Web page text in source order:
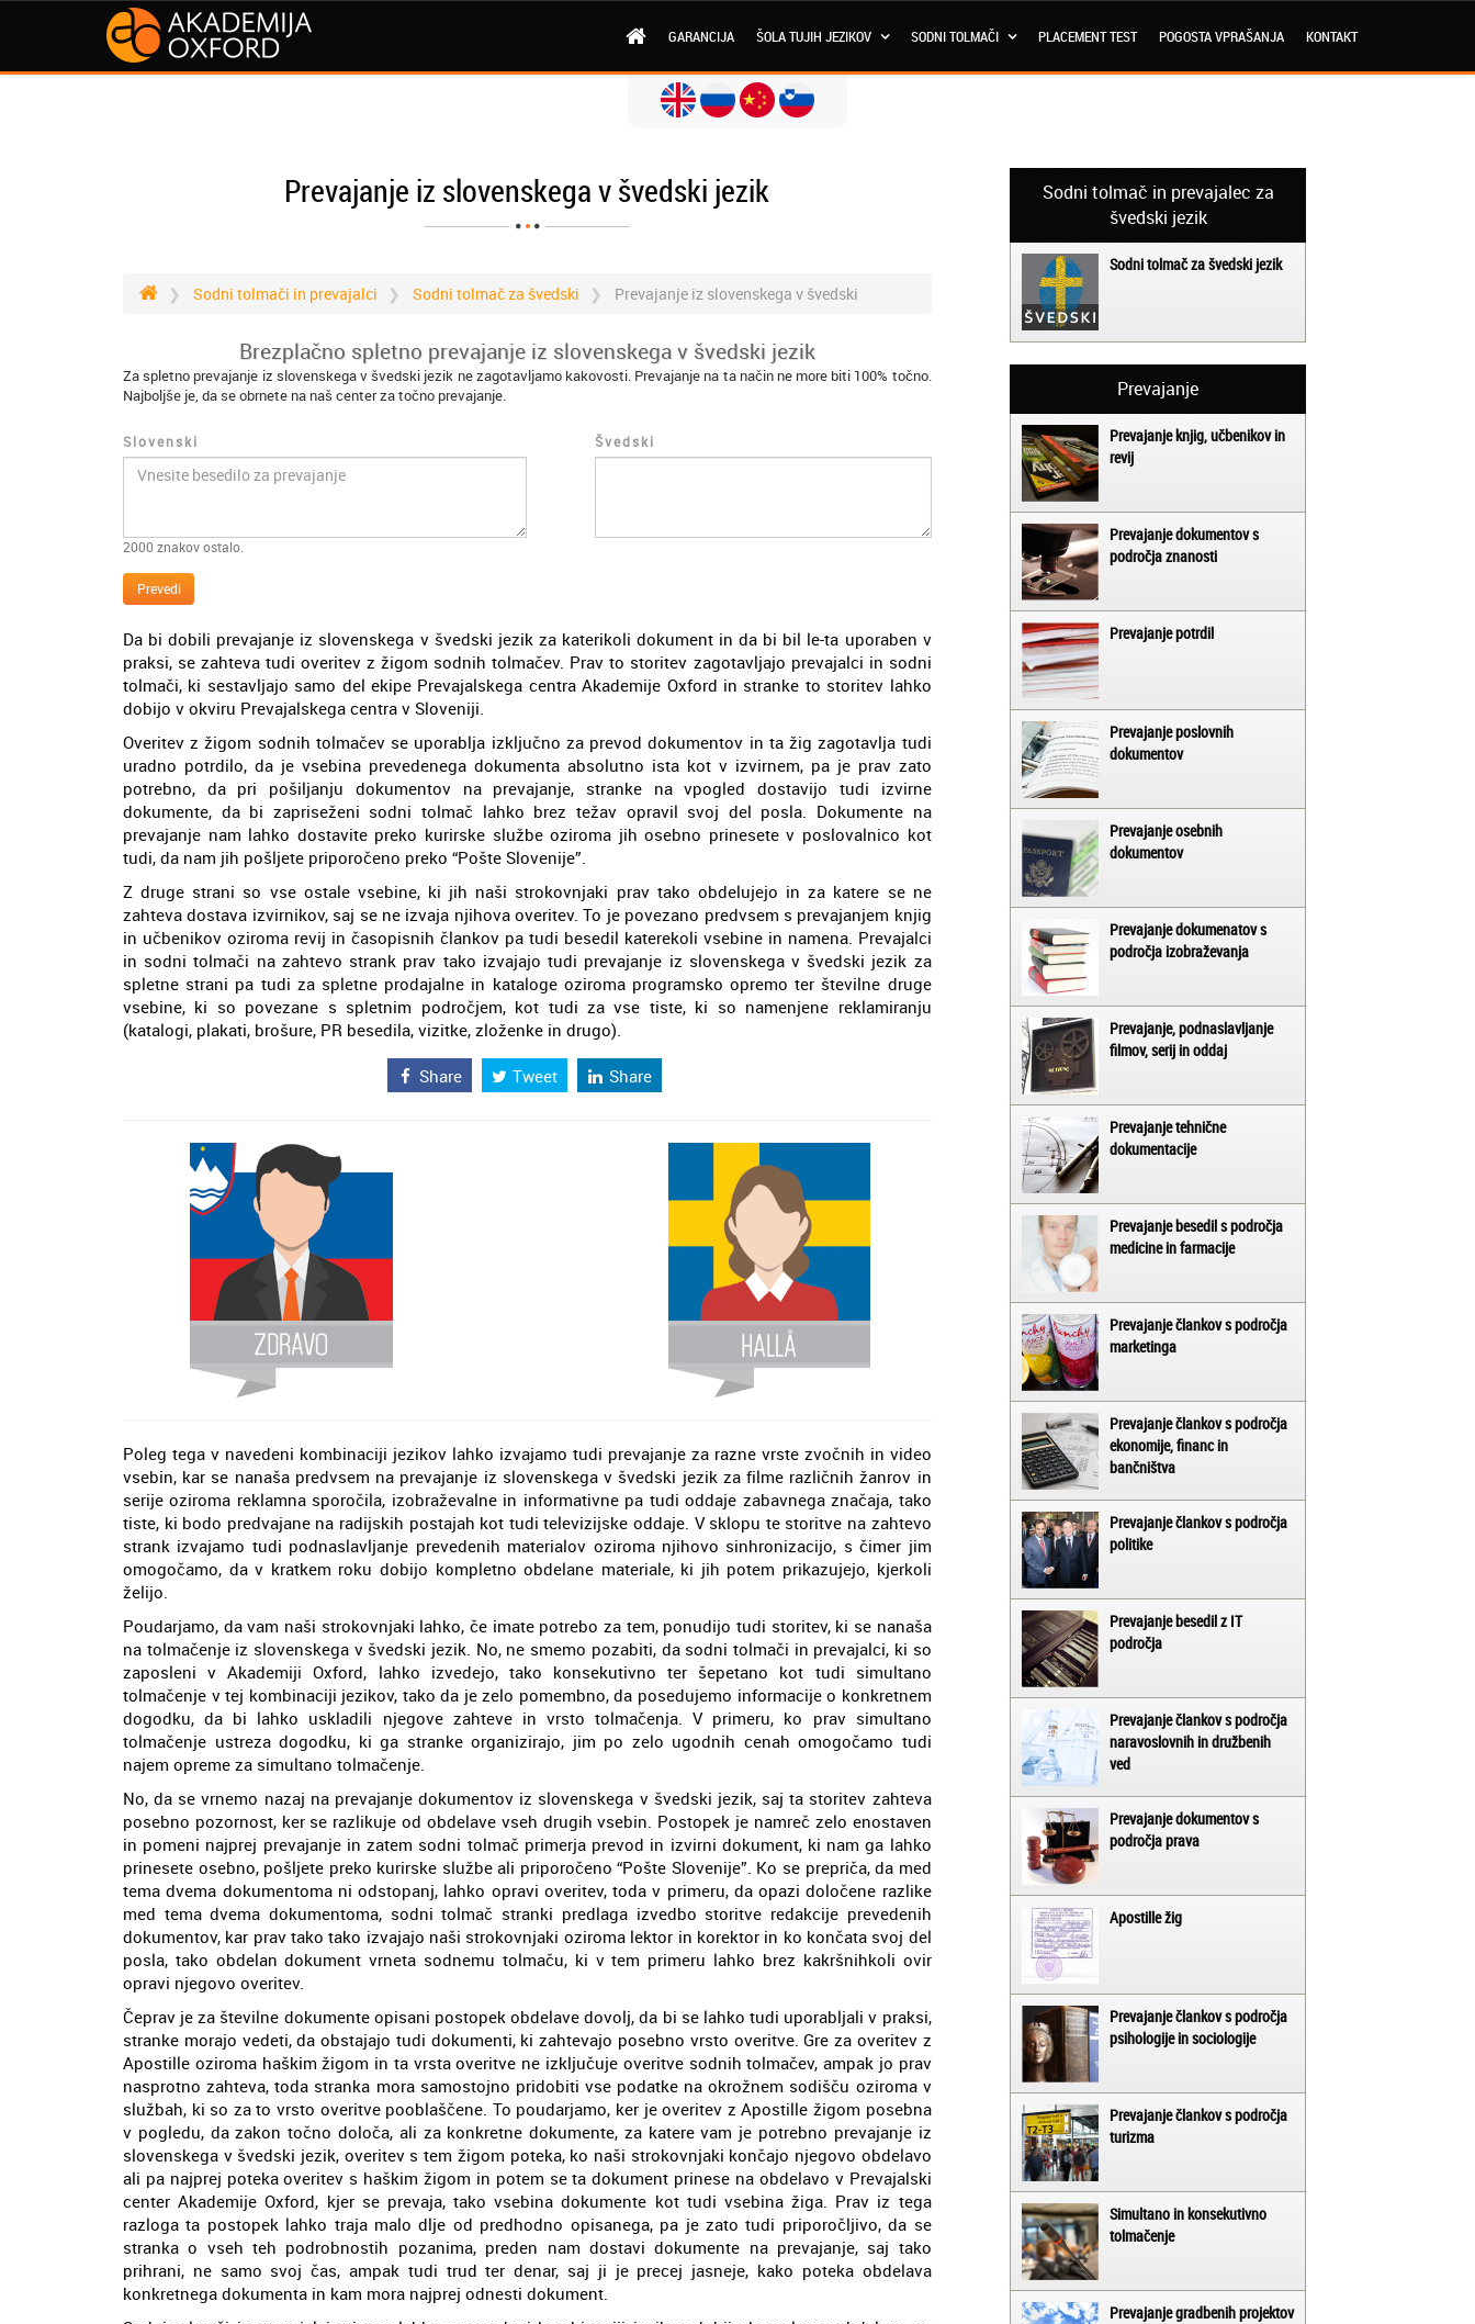
GARANCIJA ŠOLA TUJIH JEZIKOV SODNI TOLMAČI PLACEMENT TEST POGOSTA VPRAŠANJA KONTAKT
Prevajanje iz slovenskega v švedski jezik
Sodni tolmači in prevajalci Sodni tolmač za švedski Prevajanje iz slovenskega v švedski
Brezplačno spletno prevajanje iz slovenskega v švedski jezik
Za spletno prevajanje iz slovenskega v švedski jezik ne zagotavljamo kakovosti. Prevajanje na ta način ne more biti 100% točno.
Najboljše je, da se obrnete na naš center za točno prevajanje.
Slovenski
2000 znakov ostalo.
Švedski
Prevedi
Da bi dobili prevajanje iz slovenskega v švedski jezik za katerikoli dokument in da bi bil le-ta uporaben v
praksi, se zahteva tudi overitev z žigom sodnih tolmačev. Prav to storitev zagotavljajo prevajalci in sodni
tolmači, ki sestavljajo samo del ekipe Prevajalskega centra Akademije Oxford in stranke to storitev lahko
dobijo v okviru Prevajalskega centra v Sloveniji.
Overitev z žigom sodnih tolmačev se uporablja izključno za prevod dokumentov in ta žig zagotavlja tudi
uradno potrdilo, da je vsebina prevedenega dokumenta absolutno ista kot v izvirnem, pa je prav zato
potrebno, da pri pošiljanju dokumentov na prevajanje, stranke na vpogled dostavijo tudi izvirne
dokumente, da bi zapriseženi sodni tolmač lahko brez težav opravil svoj del posla. Dokumente na
prevajanje nam lahko dostavite preko kurirske službe oziroma jih osebno prinesete v poslovalnico kot
tudi, da nam jih pošljete priporočeno preko “Pošte Slovenije”.
Z druge strani so vse ostale vsebine, ki jih naši strokovnjaki prav tako obdelujejo in za katere se ne
zahteva dostava izvirnikov, saj se ne izvaja njihova overitev. To je povezano predvsem s prevajanjem knjig
in učbenikov oziroma revij in časopisnih člankov pa tudi besedil katerekoli vsebine in namena. Prevajalci
in sodni tolmači na zahtevo strank prav tako izvajajo tudi prevajanje iz slovenskega v švedski jezik za
spletne strani pa tudi za spletne prodajalne in kataloge oziroma programsko opremo ter številne druge
vsebine, ki so povezane s spletnim področjem, kot tudi za vse tiste, ki so namenjene reklamiranju
(katalogi, plakati, brošure, PR besedila, vizitke, zloženke in drugo).
Share Tweet Share
Poleg tega v navedeni kombinaciji jezikov lahko izvajamo tudi prevajanje za razne vrste zvočnih in video
vsebin, kar se nanaša predvsem na prevajanje iz slovenskega v švedski jezik za filme različnih žanrov in
serije oziroma reklamna sporočila, izobraževalne in informativne pa tudi oddaje zabavnega značaja, tako
tiste, ki bodo predvajane na radijskih postajah kot tudi televizijske oddaje. V sklopu te storitve na zahtevo
strank izvajamo tudi podnaslavljanje prevedenih materialov oziroma njihovo sinhronizacijo, s čimer jim
omogočamo, da v kratkem roku dobijo kompletno obdelane materiale, ki jih potem prikazujejo, kjerkoli
želijo.
Poudarjamo, da vam naši strokovnjaki lahko, če imate potrebo za tem, ponudijo tudi storitev, ki se nanaša
na tolmačenje iz slovenskega v švedski jezik. No, ne smemo pozabiti, da sodni tolmači in prevajalci, ki so
zaposleni v Akademiji Oxford, lahko izvedejo, tako konsekutivno ter šepetano kot tudi simultano
tolmačenje v tej kombinaciji jezikov, tako da je zelo pomembno, da posedujemo informacije o konkretnem
dogodku, da bi lahko uskladili njegove zahteve in vrsto tolmačenja. V primeru, ko prav simultano
tolmačenje ustreza dogodku, ki ga stranke organizirajo, jim po zelo ugodnih cenah omogočamo tudi
najem opreme za simultano tolmačenje.
No, da se vrnemo nazaj na prevajanje dokumentov iz slovenskega v švedski jezik, saj ta storitev zahteva
posebno pozornost, ker se razlikuje od obdelave vseh drugih vsebin. Postopek je namreč zelo enostaven
in pomeni najprej prevajanje in zatem sodni tolmač primerja prevod in izvirni dokument, ki nam ga lahko
prinesete osebno, pošljete preko kurirske službe ali priporočeno “Pošte Slovenije”. Ko se prepriča, da med
tema dvema dokumentoma ni odstopanj, lahko opravi overitev, toda v primeru, da opazi določene razlike
med tema dvema dokumentoma, sodni tolmač stranki predlaga izvedbo storitve redakcije prevedenih
dokumentov, kar prav tako tako izvajajo naši strokovnjaki oziroma lektor in korektor in ko končata svoj del
posla, tako obdelan dokument vrneta sodnemu tolmaču, ki v tem primeru lahko brez kakršnihkoli ovir
opravi njegovo overitev.
Čeprav je za številne dokumente opisani postopek obdelave dovolj, da bi se lahko tudi uporabljali v praksi,
stranke morajo vedeti, da obstajajo tudi dokumenti, ki zahtevajo posebno vrsto overitve. Gre za overitev z
Apostille oziroma haškim žigom in ta vrsta overitve ne izključuje overitve sodnih tolmačev, ampak jo prav
nasprotno zahteva, toda stranka mora samostojno pridobiti vse podatke na okrožnem sodišču oziroma v
službah, ki so za to vrsto overitve pooblaščene. To poudarjamo, ker je overitev z Apostille žigom posebna
v pogledu, da zakon točno določa, ali za konkretne dokumente, za katere vam je potrebno prevajanje iz
slovenskega v švedski jezik, overitev s tem žigom poteka, ko naši strokovnjaki končajo njegovo obdelavo
ali pa najprej poteka overitev s haškim žigom in potem se ta dokument prinese na obdelavo v Prevajalski
center Akademije Oxford, kjer se prevaja, tako vsebina dokumente kot tudi vsebina žiga. Prav iz tega
razloga ta postopek lahko traja malo dlje od predhodno opisanega, pa je zato tudi priporočljivo, da se
stranka o vseh teh podrobnostih pozanima, preden nam dostavi dokumente na prevajanje, saj tako
prihrani, ne samo svoj čas, ampak tudi trud ter denar, saj ji je precej jasneje, kako poteka obdelava
konkretnega dokumenta in kam mora najprej odnesti dokument.
Sodni tolmač in prevajalec za
švedski jezik
Sodni tolmač za švedski jezik
Prevajanje
Prevajanje knjig, učbenikov in
revij
Prevajanje dokumentov s
področja znanosti
Prevajanje potrdil
Prevajanje poslovnih
dokumentov
Prevajanje osebnih
dokumentov
Prevajanje dokumenatov s
področja izobraževanja
Prevajanje, podnaslavljanje
filmov, serij in oddaj
Prevajanje tehnične
dokumentacije
Prevajanje besedil s področja
medicine in farmacije
Prevajanje člankov s področja
marketinga
Prevajanje člankov s področja
ekonomije, financ in
bančništva
Prevajanje člankov s področja
politike
Prevajanje besedil z IT
področja
Prevajanje člankov s področja
naravoslovnih in družbenih
ved
Prevajanje dokumentov s
področja prava
Apostille žig
Prevajanje člankov s področja
psihologije in sociologije
Prevajanje člankov s področja
turizma
Simultano in konsekutivno
tolmačenje
Prevajanje gradbenih projektov